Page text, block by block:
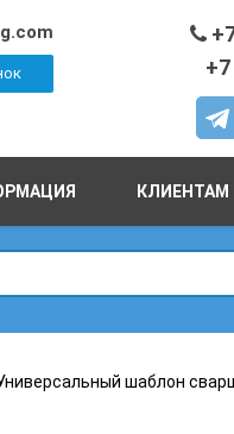
КЛИЕНТАМ
шаблон